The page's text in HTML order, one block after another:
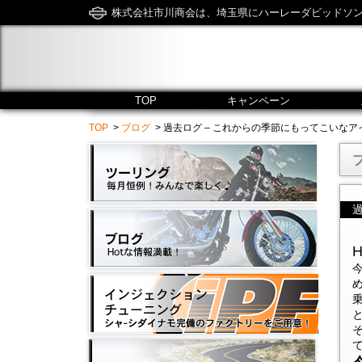
株式会社市川商会は、埼玉県にハーレーダビッドソ
TOP キャンペーン
TOP > ブログ > 過去ログ – これからの季節にもってこいな